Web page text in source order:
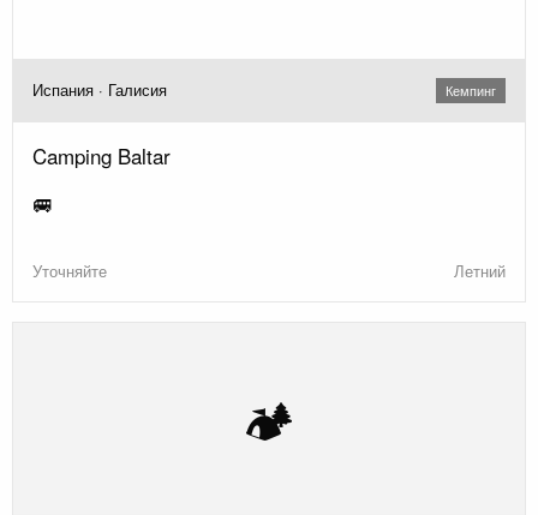
Испания · Галисия Кемпинг
Camping Baltar
🚐
Уточняйте Летний
🏕️